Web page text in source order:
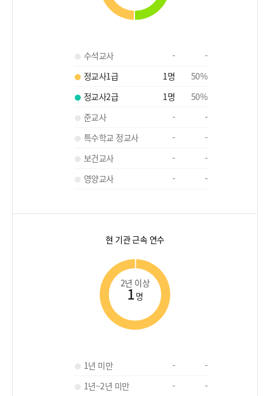
수석교사 -
-
정교사1급
1명 50%
정교사2급
1명 50%
준교사
-
-
특수학교 정교사
-
-
보건교사
-
-
영양교사
- -
현 기관 근속 연수
2년 이상
1명
1년 미만 -
-
1년~2년 미만
-
-